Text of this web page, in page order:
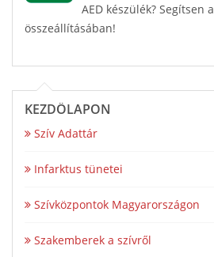
AED készülék? Segítsen a
összeállításában!
KEZDŐLAPON
Szív Adattár
Infarktus tünetei
Szívközpontok Magyarországon
Szakemberek a szívről